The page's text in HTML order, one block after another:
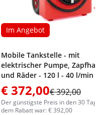
Im Angebot
Mobile Tankstelle - mit
elektrischer Pumpe,
und Räder - 120 l - 40 l/min
€ 372,00€ 392,00
Der günstigste Preis in den 30
dem Rabatt war: € 392,00